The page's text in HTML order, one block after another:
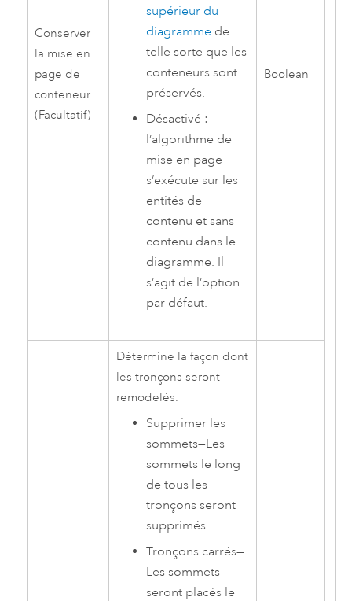
Conserver
la mise en
page de
conteneur
(Facultatif)
supérieur du
diagramme de
telle sorte que les
conteneurs sont
préservés.
Désactivé :
l’algorithme de
mise en page
s’exécute sur les
entités de
contenu et sans
contenu dans le
diagramme. Il
s’agit de l’option
par défaut.
Boolean
Détermine la façon dont
les tronçons seront
remodelés.
Supprimer les
sommets—Les
sommets le long
de tous les
tronçons seront
supprimés.
Tronçons carrés—
Les sommets
seront placés le